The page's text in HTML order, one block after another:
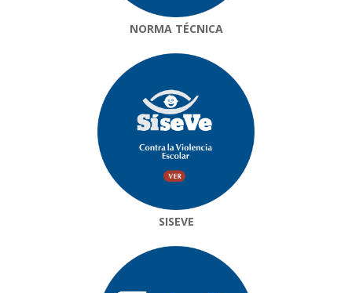
NORMA TÉCNICA
SISEVE